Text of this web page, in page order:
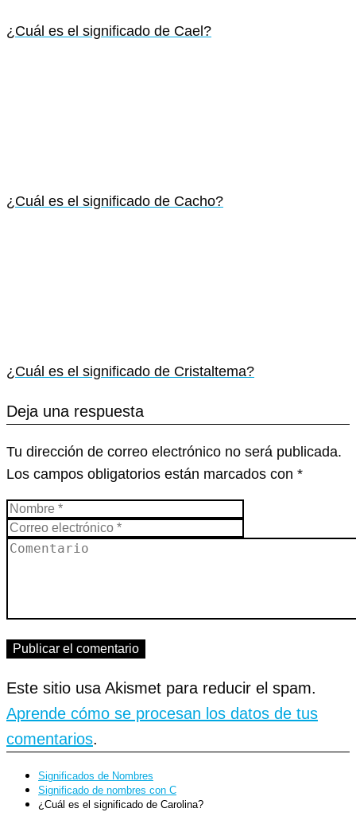
¿Cuál es el significado de Cael?
¿Cuál es el significado de Cacho?
¿Cuál es el significado de Cristaltema?
Deja una respuesta
Tu dirección de correo electrónico no será publicada.
Los campos obligatorios están marcados con *
Este sitio usa Akismet para reducir el spam.
Aprende cómo se procesan los datos de tus
comentarios.
Significados de Nombres
Significado de nombres con C
¿Cuál es el significado de Carolina?